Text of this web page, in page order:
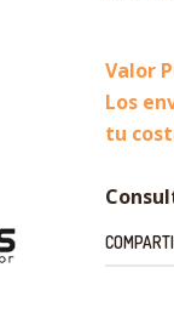
Valor
Los
tu